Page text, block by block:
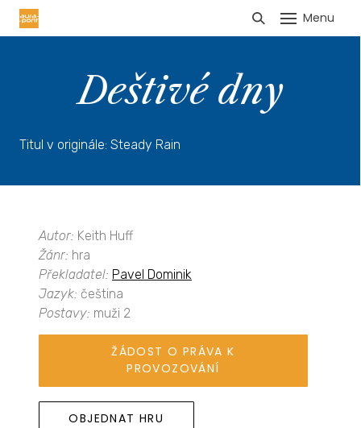
Menu
Deštivé dny
Titul v originále: Steady Rain
Autor: Keith Huff
Žánr: hra
Překladatel: Pavel Dominik
Jazyk: čeština
Postavy: muži 2
ŽÁDOST O PRÁVA K
PROVOZOVÁNÍ
OBJEDNAT HRU